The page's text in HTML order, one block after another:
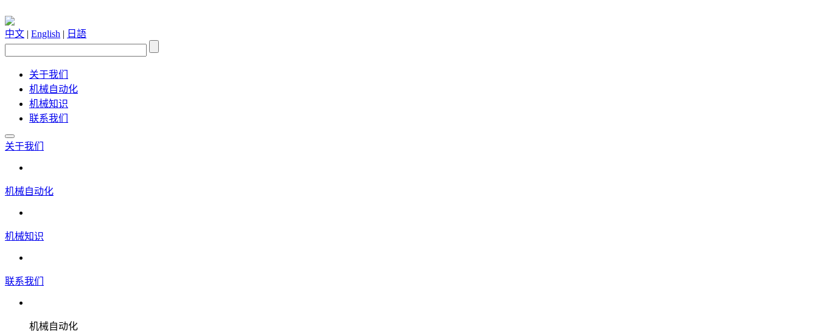
中文 | English | 日語
关于我们
机械自动化
机械知识
联系我们
关于我们
机械自动化
机械知识
联系我们
机械自动化